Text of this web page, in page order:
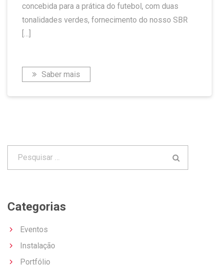
concebida para a prática do futebol, com duas
tonalidades verdes, fornecimento do nosso SBR
[…]
Saber mais
Categorias
Eventos
Instalação
Portfólio